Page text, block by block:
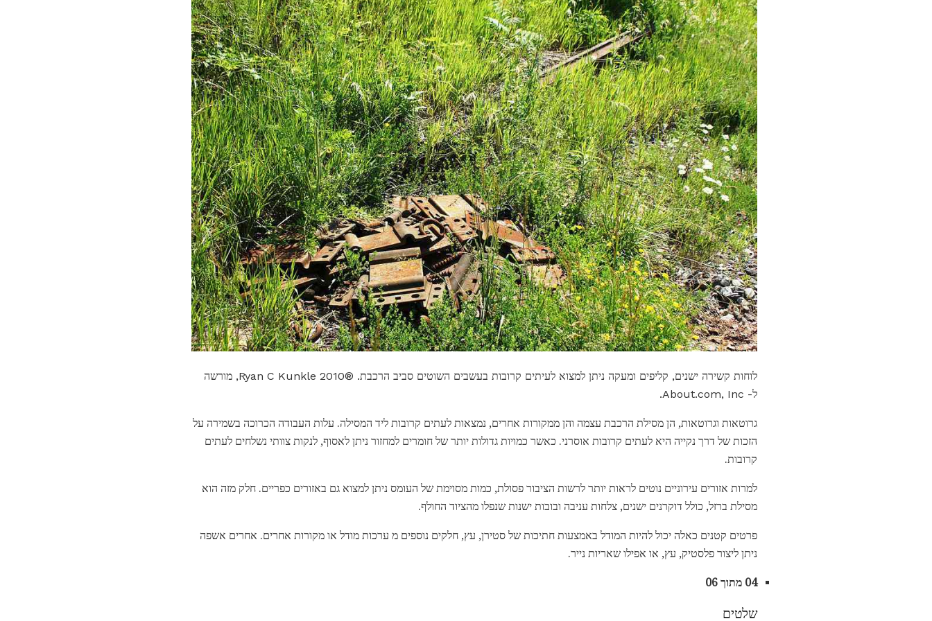
לוחות קשירה ישנים, קליפים ומעקה ניתן למצוא לעיתים קרובות בעשבים השוטים סביב הרכבת. ®2010 Ryan C Kunkle, מורשה
ל- About.com, Inc.
גרוטאות וגרוטאות, הן מסילת הרכבת עצמה והן ממקורות אחרים, נמצאות לעתים קרובות ליד המסילה. עלות העבודה הכרוכה בשמירה על
הזכות של דרך נקייה היא לעתים קרובות אוסרני. כאשר כמויות גדולות יותר של חומרים למחזור ניתן לאסוף, לנקות צוותי נשלחים לעתים
קרובות.
למרות אזורים עירוניים נוטים לראות יותר לרשות הציבור פסולת, כמות מסוימת של העומס ניתן למצוא גם באזורים כפריים. חלק מזה הוא
מסילת ברזל, כולל דוקרנים ישנים, צלחות עניבה ובובות ישנות שנפלו מהציוד החולף.
פרטים קטנים כאלה יכול להיות המודל באמצעות חתיכות של סטירן, עץ, חלקים נוספים מ ערכות מודל או מקורות אחרים. אחרים אשפה
ניתן ליצור פלסטיק, עץ, או אפילו שאריות נייר.
04 מתוך 06
שלטים